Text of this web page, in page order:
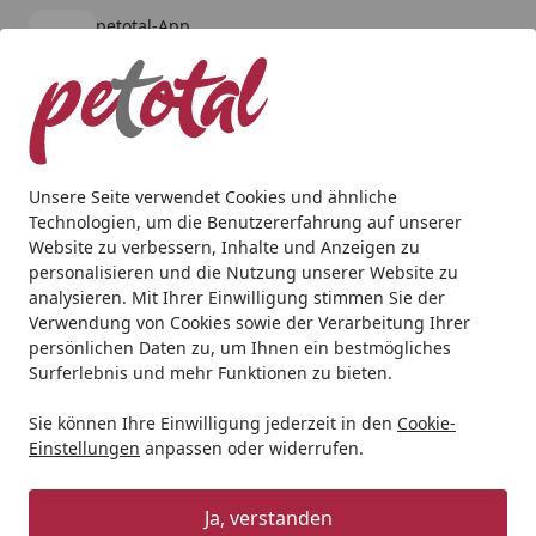
Unsere Seite verwendet Cookies und ähnliche
Technologien, um die Benutzererfahrung auf unserer
Website zu verbessern, Inhalte und Anzeigen zu
personalisieren und die Nutzung unserer Website zu
analysieren. Mit Ihrer Einwilligung stimmen Sie der
Verwendung von Cookies sowie der Verarbeitung Ihrer
persönlichen Daten zu, um Ihnen ein bestmögliches
Surferlebnis und mehr Funktionen zu bieten.
Sie können Ihre Einwilligung jederzeit in den Cookie-
Einstellungen anpassen oder widerrufen.
Ja, verstanden
petotal-App
kostenlos - Im App Store
Alle Produkte
Mein Konto
Suchen
Startseite
Hund BARF & Frostfutter Pansen & Blättermagen
Graf Barf Blättermagen Rind grün
Spezialfutter / Frostfutter für
Hunde